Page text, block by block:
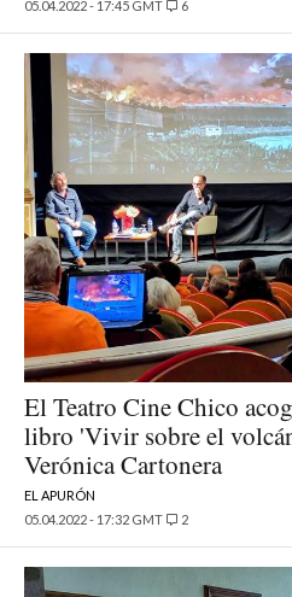
05.04.2022 - 17:45 GMT 6
El Teatro Cine Chico
libro 'Vivir sobre el
Verónica Cartonera
EL APURÓN
05.04.2022 - 17:32 GMT
2